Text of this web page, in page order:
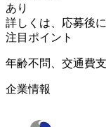
あり
詳しくは、応募後
注目ポイント
年齢不問、交通費
企業情報